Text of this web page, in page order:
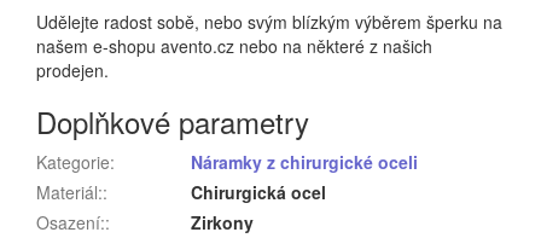
Udělejte radost sobě, nebo svým blízkým výběrem šperku na
našem e-shopu avento.cz nebo na některé z našich
prodejen.
Doplňkové parametry
Kategorie:
Náramky z chirurgické oceli
Materiál::
Chirurgická ocel
Osazení::
Zirkony